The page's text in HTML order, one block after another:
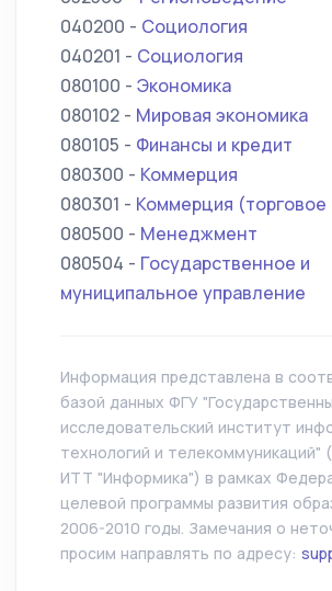
040200 - Социология
040201 - Социология
080100 - Экономика
080102 - Мировая экономика
080105 - Финансы и кредит
080300 - Коммерция
080301 - Коммерция
080500 - Менеджмент
080504 - Государственное и
муниципальное управление
Информация представлена в
базой данных ФГУ
исследовательский институт
технологий и телекоммуникаций"
ИТТ "Информика") в рамках
целевой программы развития
2006-2010 годы. Замечания о
просим направлять по адресу: